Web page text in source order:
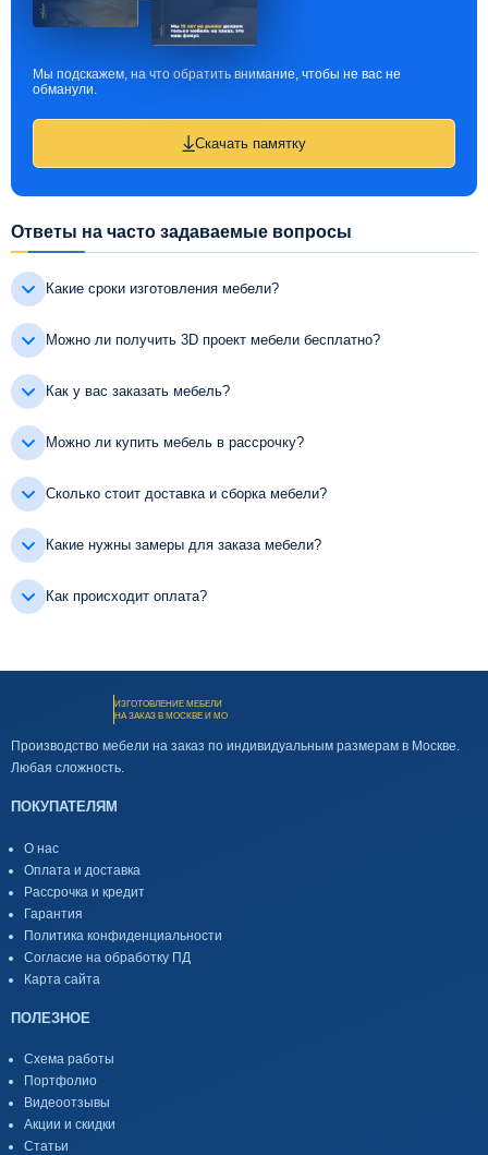
Мы подскажем, на что обратить внимание, чтобы не вас не
обманули.
Скачать памятку
Ответы на часто задаваемые вопросы
Какие сроки изготовления мебели?
Можно ли получить 3D проект мебели бесплатно?
Как у вас заказать мебель?
Можно ли купить мебель в рассрочку?
Сколько стоит доставка и сборка мебели?
Какие нужны замеры для заказа мебели?
Как происходит оплата?
ИЗГОТОВЛЕНИЕ МЕБЕЛИ
НА ЗАКАЗ В МОСКВЕ И МО
Производство мебели на заказ по индивидуальным размерам в Москве.
Любая сложность.
ПОКУПАТЕЛЯМ
О нас
Оплата и доставка
Рассрочка и кредит
Гарантия
Политика конфиденциальности
Согласие на обработку ПД
Карта сайта
ПОЛЕЗНОЕ
Схема работы
Портфолио
Видеоотзывы
Акции и скидки
Статьи